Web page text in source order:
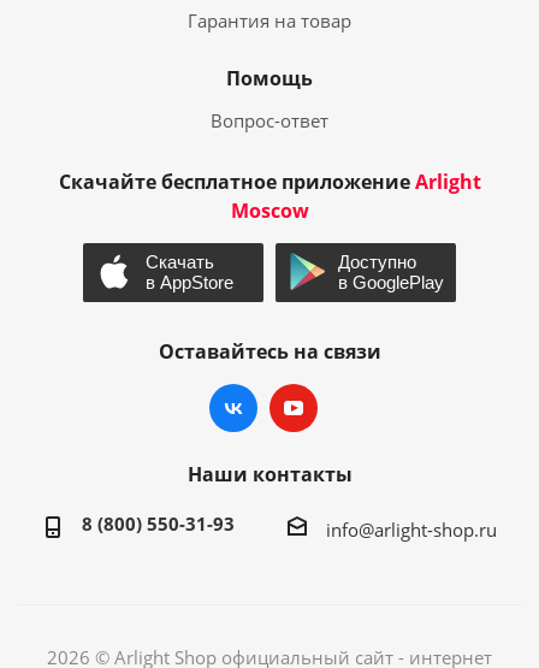
Гарантия на товар
Помощь
Вопрос-ответ
Скачайте бесплатное приложениеArlight
Moscow
Оставайтесь на связи
Наши контакты
8 (800) 550-31-93 info@arlight-shop.ru
2026 © Arlight Shop официальный сайт - интернет